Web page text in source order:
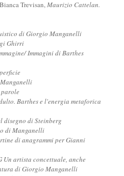
Trevisan,Maurizio Cattelan.
di Giorgio Manganelli
Ghirri
Immagini di Barthes
Barthes e l'energia metaforica
disegno di Steinberg
di Manganelli
di anagrammi per Gianni
Un artista concettuale, anche
di Giorgio Manganelli